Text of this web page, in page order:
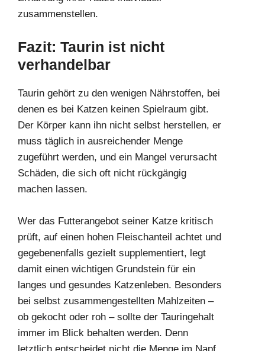
zusammenstellen.
Fazit: Taurin ist nicht
verhandelbar
Taurin gehört zu den wenigen Nährstoffen, bei
denen es bei Katzen keinen Spielraum gibt.
Der Körper kann ihn nicht selbst herstellen, er
muss täglich in ausreichender Menge
zugeführt werden, und ein Mangel verursacht
Schäden, die sich oft nicht rückgängig
machen lassen.
Wer das Futterangebot seiner Katze kritisch
prüft, auf einen hohen Fleischanteil achtet und
gegebenenfalls gezielt supplementiert, legt
damit einen wichtigen Grundstein für ein
langes und gesundes Katzenleben. Besonders
bei selbst zusammengestellten Mahlzeiten –
ob gekocht oder roh – sollte der Tauringehalt
immer im Blick behalten werden. Denn